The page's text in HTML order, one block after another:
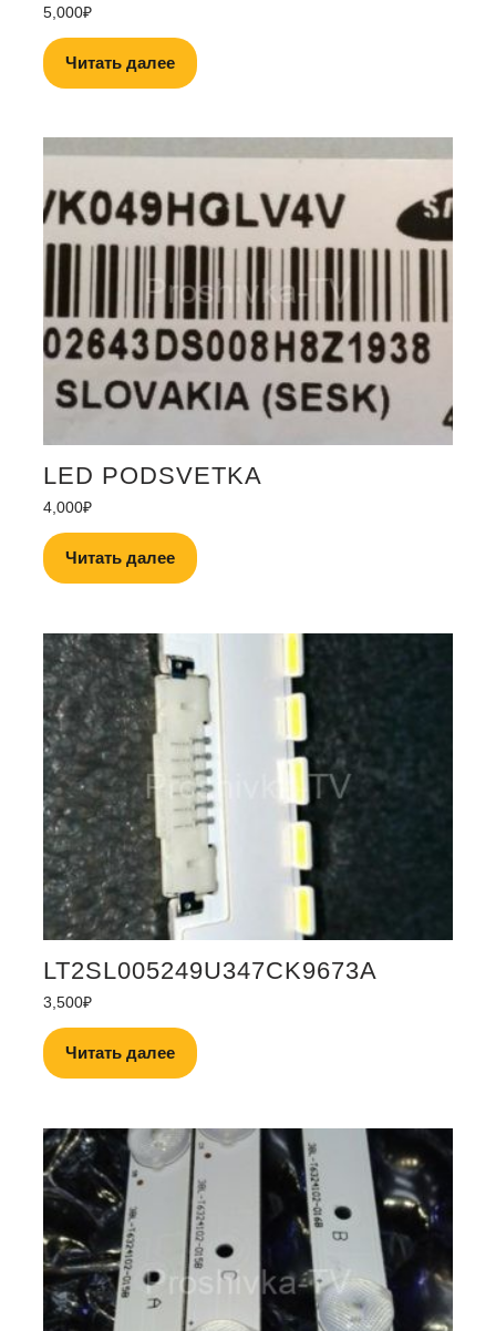
5,000₽
Читать далее
LED PODSVETKA
4,000₽
Читать далее
LT2SL005249U347CK9673A
3,500₽
Читать далее